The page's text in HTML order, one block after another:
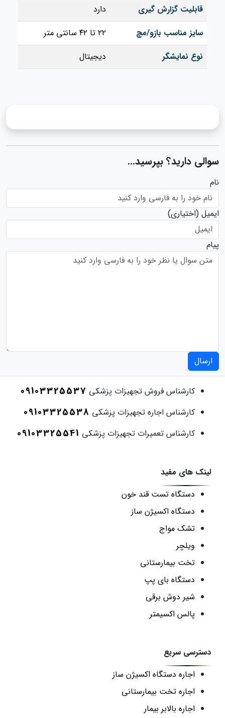
قابلیت‌ گزارش‌ گیری
دارد
سایز مناسب بازو/مچ
۲۲ تا ۴۲ سانتی متر
نوع نمایشگر
دیجیتال
سوالی دارید؟ بپرسید...
نام
ایمیل (اختیاری)
پیام
ارسال
کارشناس فروش تجهیزات پزشکی 09103325537
کارشناس اجاره تجهیزات پزشکی 09103325538
کارشناس تعمیرات تجهیزات پزشکی 09103325541
لینک های مفید
دستگاه تست قند خون
دستگاه اکسیژن ساز
تشک مواج
ویلچر
تخت بیمارستانی
دستگاه بای پپ
شیر دوش برقی
پالس اکسیمتر
دسترسی سریع
اجاره دستگاه اکسیژن ساز
اجاره تخت بیمارستانی
اجاره بالابر بیمار